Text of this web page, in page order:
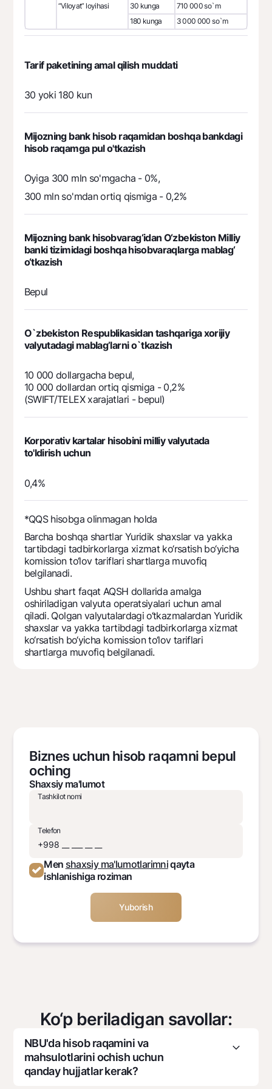
“Viloyat” loyihasi 30 kunga
710 000 so`m
180 kunga
3 000 000 so`m
Tarif paketining amal qilish muddati
30 yoki 180 kun
Mijozning bank hisob raqamidan boshqa bankdagi
hisob raqamga pul o'tkazish
Oyiga 300 mln so'mgacha - 0%,
300 mln so'mdan ortiq qismiga - 0,2%
Mijozning bank hisobvarag‘idan O‘zbekiston Milliy
banki tizimidagi boshqa hisobvaraqlarga mablag‘
o‘tkazish
Bepul
O`zbekiston Respublikasidan tashqariga xorijiy
valyutadagi mablag’larni o`tkazish
10 000 dollargacha bepul,
10 000 dollardan ortiq qismiga - 0,2%
(SWIFT/TELEX xarajatlari - bepul)
Korporativ kartalar hisobini milliy valyutada
to'ldirish uchun
0,4%
*QQS hisobga olinmagan holda
Barcha boshqa shartlar Yuridik shaxslar va yakka
tartibdagi tadbirkorlarga xizmat ko‘rsatish bo‘yicha
komission to‘lov tariflari shartlarga muvofiq
belgilanadi.
Ushbu shart faqat AQSH dollarida amalga
oshiriladigan valyuta operatsiyalari uchun amal
qiladi. Qolgan valyutalardagi o‘tkazmalardan Yuridik
shaxslar va yakka tartibdagi tadbirkorlarga xizmat
ko‘rsatish bo‘yicha komission to‘lov tariflari
shartlarga muvofiq belgilanadi.
Biznes uchun hisob raqamni bepul
oching
Shaxsiy ma'lumot
Tashkilot nomi
Telefon
Men shaxsiy ma'lumotlarimniqayta
ishlanishiga roziman
Ko‘p beriladigan savollar:
NBU'da hisob raqamini va
mahsulotlarini ochish uchun
qanday hujjatlar kerak?